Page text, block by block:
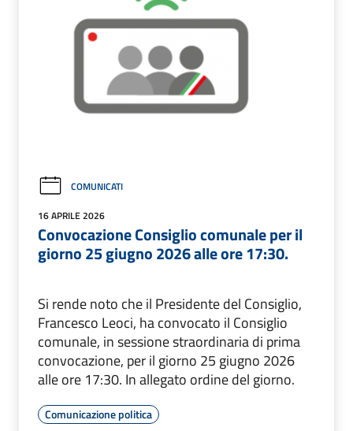
COMUNICATI
16 APRILE 2026
Convocazione Consiglio comunale per il
giorno 25 giugno 2026 alle ore 17:30.
Si rende noto che il Presidente del Consiglio,
Francesco Leoci, ha convocato il Consiglio
comunale, in sessione straordinaria di prima
convocazione, per il giorno 25 giugno 2026
alle ore 17:30. In allegato ordine del giorno.
Comunicazione politica